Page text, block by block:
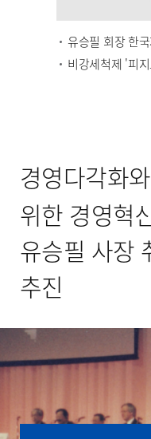
유승필 회장 한
비강세척제 '피
경영다각화와
위한 경영혁
유승필 사장
추진